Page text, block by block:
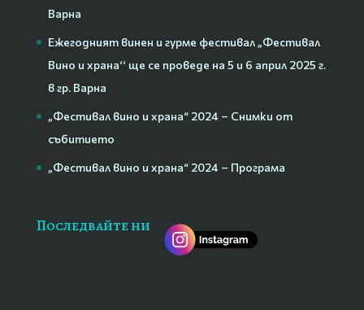
Варна
Ежегодният винен и гурме фестивал „Фестивал
Вино и храна‘‘ ще се проведе на 5 и 6 април 2025 г.
в гр. Варна
„Фестивал вино и храна“ 2024 – Снимки от
събитието
„Фестивал вино и храна“ 2024 – Програма
Последвайте ни